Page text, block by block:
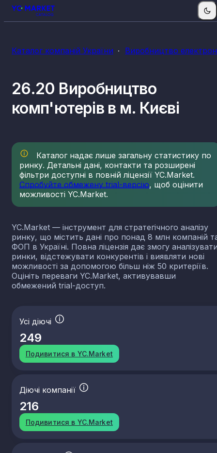
Каталог компаній України Виробництво
26.20 Виробництво
комп'ютерів в м. Києві
Каталог надає лише загальну статистику по
ринку. Детальні дані, контакти та розширені
фільтри доступні в повній ліцензії YC.Market.
Спробуйте обмежену trial-версію, щоб оцінити
можливості YC.Market.
YC.Market — інструмент для стратегічного аналізу
ринку, що містить дані про понад 8 млн компаній
ФОП в Україні. Повна ліцензія дає змогу
ринки, відстежувати конкурентів і виявляти нові
можливості за допомогою більш ніж 50 критеріїв.
Оцініть переваги YC.Market, активувавши
обмежений trial-доступ.
Усі діючі
249
Подивитися в YC.Market
Діючі компанії
216
Подивитися в YC.Market